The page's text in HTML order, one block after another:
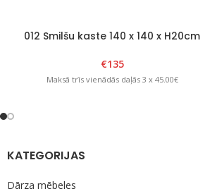
012 Smilšu kaste 140 x 140 x H20cm
€135
Maksā trīs vienādās daļās 3 x 45.00€
KATEGORIJAS
Dārza mēbeles